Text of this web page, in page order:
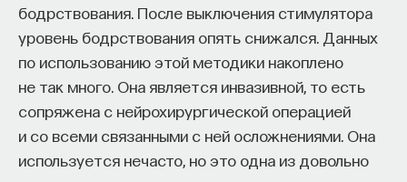
бодрствования. После выключения стимулятора
уровень бодрствования опять снижался. Данных
по использованию этой методики накоплено
не так много. Она является инвазивной, то есть
сопряжена с нейрохирургической операцией
и со всеми связанными с ней осложнениями. Она
используется нечасто, но это одна из довольно